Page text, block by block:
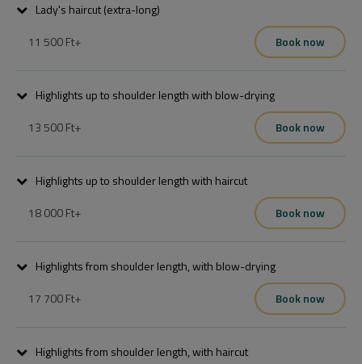
.
Mosás vágás szárítás.
Lady's haircut (extra-long)
11 500 Ft+ Book now
Derékig érő, mosás vágás szárítás.
Highlights up to shoulder length with blow-drying
13 500 Ft+ Book now
Highlights up to shoulder length with haircut
18 000 Ft+ Book now
Highlights from shoulder length, with blow-drying
17 700 Ft+ Book now
Highlights from shoulder length, with haircut